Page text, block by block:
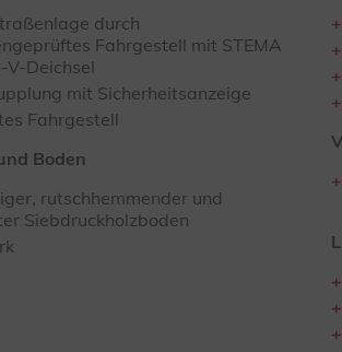
durch
Fahrgestell mit STEMA
V-Deichsel
mit Sicherheitsanzeige
Fahrgestell
Boden
rutschhemmender und
Siebdruckholzboden